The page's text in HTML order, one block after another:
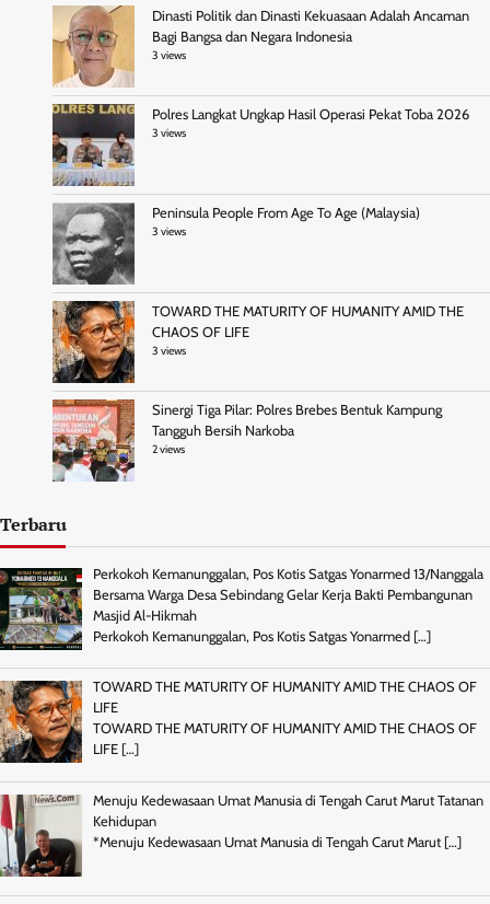
Dinasti Politik dan Dinasti Kekuasaan Adalah Ancaman
Bagi Bangsa dan Negara Indonesia
3 views
Polres Langkat Ungkap Hasil Operasi Pekat Toba 2026
3 views
Peninsula People From Age To Age (Malaysia)
3 views
TOWARD THE MATURITY OF HUMANITY AMID THE
CHAOS OF LIFE
3 views
Sinergi Tiga Pilar: Polres Brebes Bentuk Kampung
Tangguh Bersih Narkoba
2 views
Terbaru
Perkokoh Kemanunggalan, Pos Kotis Satgas Yonarmed 13/Nanggala
Bersama Warga Desa Sebindang Gelar Kerja Bakti Pembangunan
Masjid Al-Hikmah
Perkokoh Kemanunggalan, Pos Kotis Satgas Yonarmed […]
TOWARD THE MATURITY OF HUMANITY AMID THE CHAOS OF
LIFE
TOWARD THE MATURITY OF HUMANITY AMID THE CHAOS OF
LIFE […]
Menuju Kedewasaan Umat Manusia di Tengah Carut Marut Tatanan
Kehidupan
*Menuju Kedewasaan Umat Manusia di Tengah Carut Marut […]